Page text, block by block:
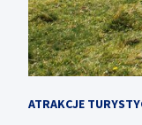
ATRAKCJE